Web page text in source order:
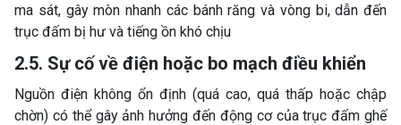
ma sát, gây mòn nhanh các bánh răng và vòng bi, dẫn đến
trục đấm bị hư và tiếng ồn khó chịu
2.5. Sự cố về điện hoặc bo mạch điều khiển
Nguồn điện không ổn định (quá cao, quá thấp hoặc chập
chờn) có thể gây ảnh hưởng đến động cơ của trục đấm ghế